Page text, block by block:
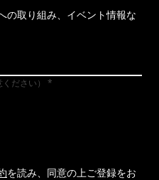
の取り組み、イベント情報な
ださい）
を読み、同意の上ご登録をお